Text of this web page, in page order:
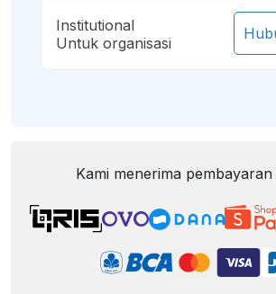
Institutional
Untuk organisasi
Kami menerima